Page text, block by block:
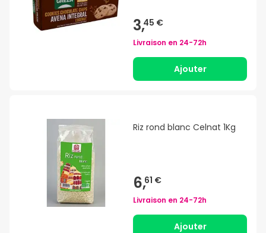
3,45 €
Livraison en 24-72h
Ajouter
Riz rond blanc Celnat 1Kg
6,61 €
Livraison en 24-72h
Ajouter